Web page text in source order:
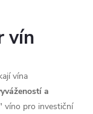
vín
vína
a
víno pro investiční